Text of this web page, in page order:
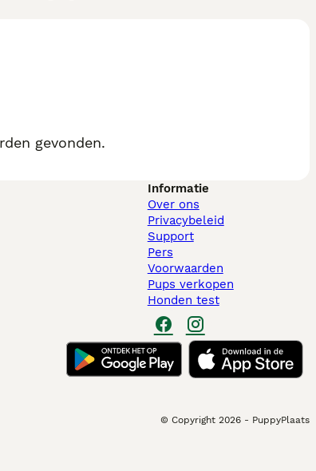
gevonden.
Informatie
Over ons
Privacybeleid
Support
Pers
Voorwaarden
Pups verkopen
Honden test
© Copyright 2026 - PuppyPlaats